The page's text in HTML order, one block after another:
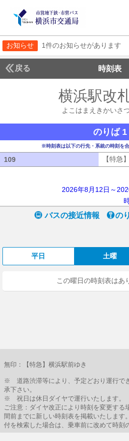
お知らせ 1件のお知らせがあります
戻る 時刻表
横浜駅改
よこはまえきかいさ
のりば 1
※時刻表は以下の行先・系統の時刻を
109 【特急
2026年8月12日～
バスの接近情報 の
平日 土曜
この曜日の時刻表はあ
無印：【特急】横浜駅前ゆき
※ 道路渋滞等により、予定どおり運行で
承下さい。
※ 祝日は休日ダイヤで運行いたします。
ご注意：ダイヤ改正により時刻を変更する
間前までに新しい時刻表を掲載いたします
付を検索した場合は、乗車前に改めて時刻